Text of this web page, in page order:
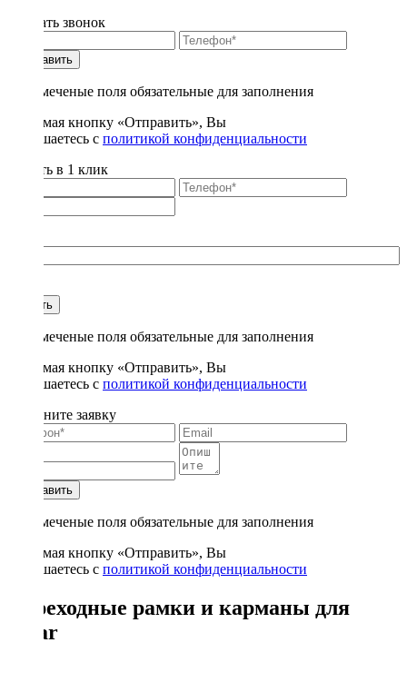
Заказать звонок
Отправить
* - отмеченые поля обязательные для заполнения
Нажимая кнопку «Отправить», Вы
соглашаетесь с политикой конфиденциальности
Купить в 1 клик
Купить
* - отмеченые поля обязательные для заполнения
Нажимая кнопку «Отправить», Вы
соглашаетесь с политикой конфиденциальности
Заполните заявку
Отправить
* - отмеченые поля обязательные для заполнения
Нажимая кнопку «Отправить», Вы
соглашаетесь с политикой конфиденциальности
Переходные рамки и карманы для
Incar